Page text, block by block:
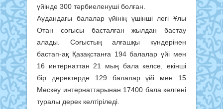
үйінде 300 тәрбиеленуші болған.
Аудандағы балалар үйінің үшінші легі Ұлы
Отан соғысы басталған жылдан бастау
алады. Соғыстың алғашқы күндерінен
бастап-ақ Қазақстанға 194 балалар үйі мен
16 интернаттан 21 мың бала келсе, екінші
бір деректерде 129 балалар үйі мен 15
Мәскеу интернаттарынан 17400 бала келгені
туралы дерек келтіріледі.